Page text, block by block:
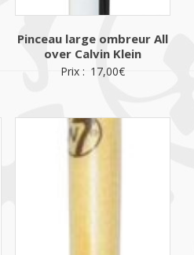
Pinceau large ombreur All
over Calvin Klein
Prix : 17,00€